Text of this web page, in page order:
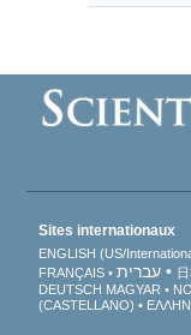
Sites internationaux
ENGLISH (US/
FRANÇAIS
עברית
DEUTSCH MAGYAR
(CASTELLANO)